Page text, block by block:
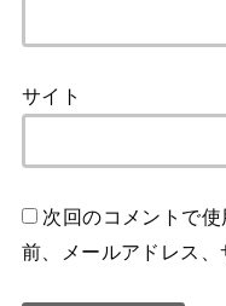
サイト
次回のコメントで
前、メールアドレス、